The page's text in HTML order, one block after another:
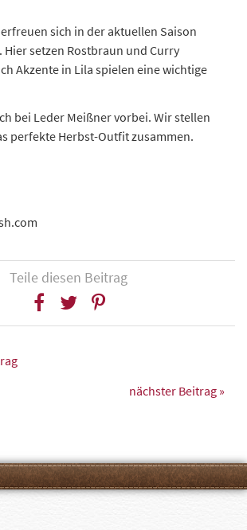
sich in der aktuellen Saison
setzen Rostbraun und Curry
Akzente in Lila spielen eine wichtige
bei Leder Meißner vorbei. Wir stellen
perfekte Herbst-Outfit zusammen.
Teile diesen Beitrag
nächster Beitrag »